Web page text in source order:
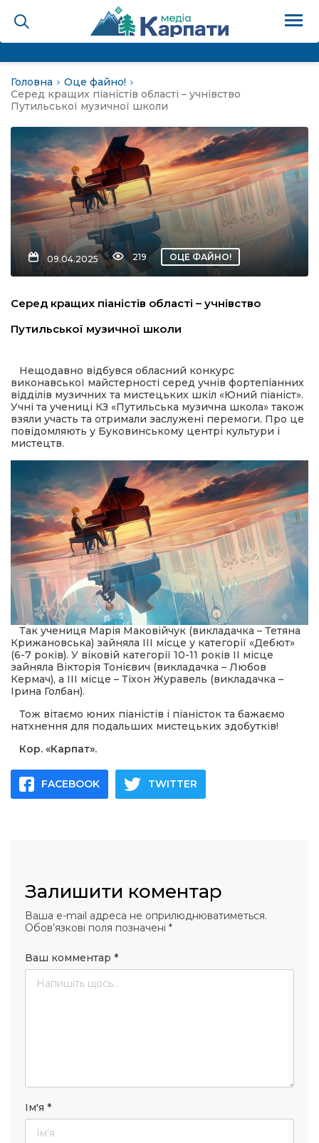
голос гірського
вісті
голос гірського краю
умови придбання
та контакти
Головна
Оце файно!
Серед кращих піаністів області – учнівство
Путильської музичної школи
09.04.2025 219 ОЦЕ ФАЙНО!
Серед кращих піаністів області – учнівство
Путильської музичної школи
Нещодавно відбувся обласний конкурс
виконавської майстерності серед учнів фортепіанних
відділів музичних та мистецьких шкіл «Юний піаніст».
Учні та учениці КЗ «Путильська музична школа» також
взяли участь та отримали заслужені перемоги. Про це
повідомляють у Буковинському центрі культури і
мистецтв.
Так учениця Марія Маковійчук (викладачка – Тетяна
Крижановська) зайняла ІІІ місце у категорії «Дебют»
(6-7 років). У віковій категорії 10-11 років ІІ місце
зайняла Вікторія Тонієвич (викладачка – Любов
Кермач), а ІІІ місце – Тіхон Журавель (викладачка –
Ірина Голбан).
Тож вітаємо юних піаністів і піаністок та бажаємо
натхнення для подальших мистецьких здобутків!
Кор. «Карпат».
FACEBOOK TWITTER
Залишити коментар
Ваша e-mail адреса не оприлюднюватиметься.
Обов’язкові поля позначені *
Ваш комментар *
Ім'я *